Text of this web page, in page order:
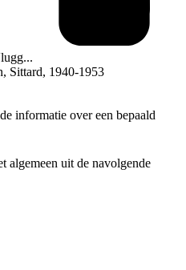
Sittard, 1940-1953
informatie over een bepaald
algemeen uit de navolgende